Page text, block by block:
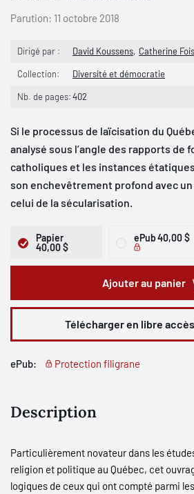
Parution: 11 octobre 2018
Dirigé par : David Koussens Catherine
Collection: Diversité et démocratie
Nb. de pages:402
Si le processus de laïcisation du
analysé sous l’angle des rapports de
catholiques et les instances
son enchevêtrement profond avec
celui de la sécularisation.
Papier
40,00 $
ePub40,00 $
Ajouter au panier
Télécharger en libre
ePub: Protection filigrane
Description
Particulièrement novateur dans les
religion et politique au Québec, cet
logiques de ceux qui ont compté parmi